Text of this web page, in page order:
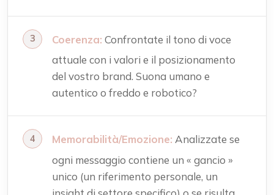
Coerenza: Confrontate il tono di voce
attuale con i valori e il posizionamento
del vostro brand. Suona umano e
autentico o freddo e robotico?
Memorabilità/Emozione: Analizzate se
ogni messaggio contiene un « gancio »
unico (un riferimento personale, un